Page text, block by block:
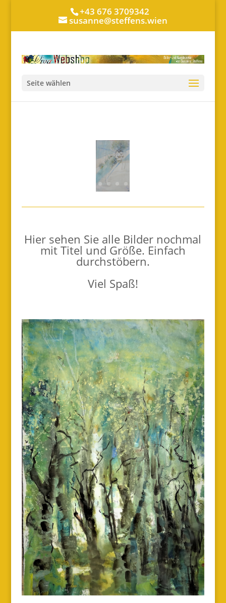
+43 676 3709342
susanne@steffens.wien
Seite wählen
Hier sehen Sie alle Bilder nochmal
mit Titel und Größe. Einfach
durchstöbern.
Viel Spaß!